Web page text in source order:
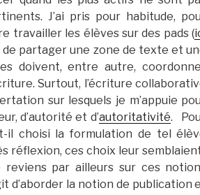
J’ai pris pour habitude,
travailler les élèves sur des pads (
partager une zone de texte et
doivent, entre autre,
Surtout, l’écriture
sur lesquels je m’appuie
d’autorité et d’autoritativité.
il choisi la formulation de tel
réflexion, ces choix leur
reviens par ailleurs sur ces
d’aborder la notion de publication